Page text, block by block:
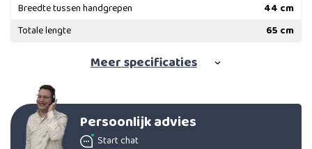
Breedte tussen handgrepen
44 cm
Totale lengte
65 cm
Meerspecificaties
Persoonlijk advies
Start chat